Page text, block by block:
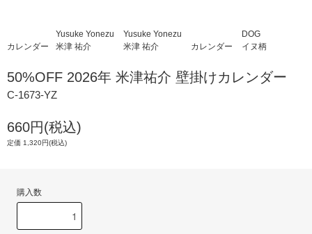
カレンダー
Yusuke Yonezu
米津 祐介
Yusuke Yonezu
米津 祐介
カレンダー
DOG
イヌ柄
50%OFF 2026年 米津祐介 壁掛けカレンダー
C-1673-YZ
660円(税込)
定価 1,320円(税込)
購入数